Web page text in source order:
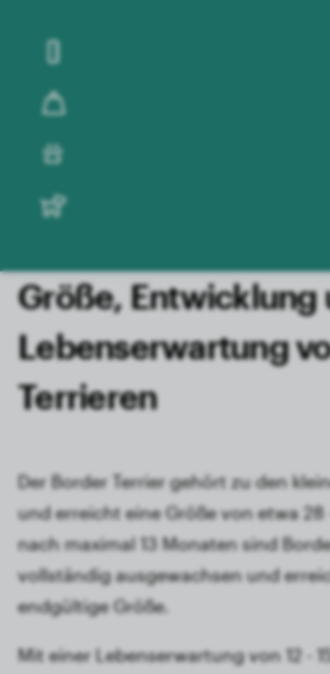
Größe, Entwicklung
Lebens­erwartung
Terrieren
Der Border Terrier gehört zu den
und erreicht eine Größe von etwa
nach maximal 13 Monaten sind
vollständig ausgewachsen und
endgültige Größe.
Mit einer Lebenserwartung von 12 -